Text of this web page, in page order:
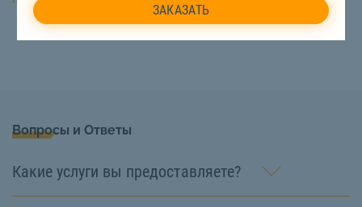
Вопросы и Ответы
Какие услуги вы предоставляете?